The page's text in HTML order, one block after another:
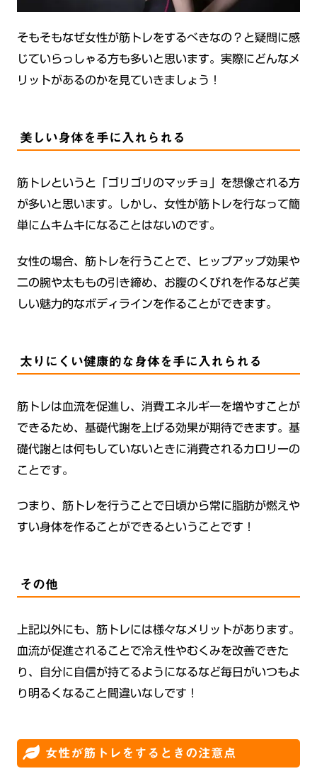
そもそもなぜ女性が筋トレをするべきなの？と疑問に感
じていらっしゃる方も多いと思います。実際にどんなメ
リットがあるのかを見ていきましょう！
美しい身体を手に入れられる
筋トレというと「ゴリゴリのマッチョ」を想像される方
が多いと思います。しかし、女性が筋トレを行なって簡
単にムキムキになることはないのです。
女性の場合、筋トレを行うことで、ヒップアップ効果や
二の腕や太ももの引き締め、お腹のくびれを作るなど美
しい魅力的なボディラインを作ることができます。
太りにくい健康的な身体を手に入れられる
筋トレは血流を促進し、消費エネルギーを増やすことが
できるため、基礎代謝を上げる効果が期待できます。基
礎代謝とは何もしていないときに消費されるカロリーの
ことです。
つまり、筋トレを行うことで日頃から常に脂肪が燃えや
すい身体を作ることができるということです！
その他
上記以外にも、筋トレには様々なメリットがあります。
血流が促進されることで冷え性やむくみを改善できた
り、自分に自信が持てるようになるなど毎日がいつもよ
り明るくなること間違いなしです！
女性が筋トレをするときの注意点